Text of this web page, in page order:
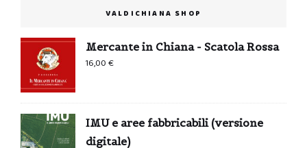
VALDICHIANA SHOP
Mercante in Chiana - Scatola Rossa
16,00€
IMU e aree fabbricabili (versione
digitale)